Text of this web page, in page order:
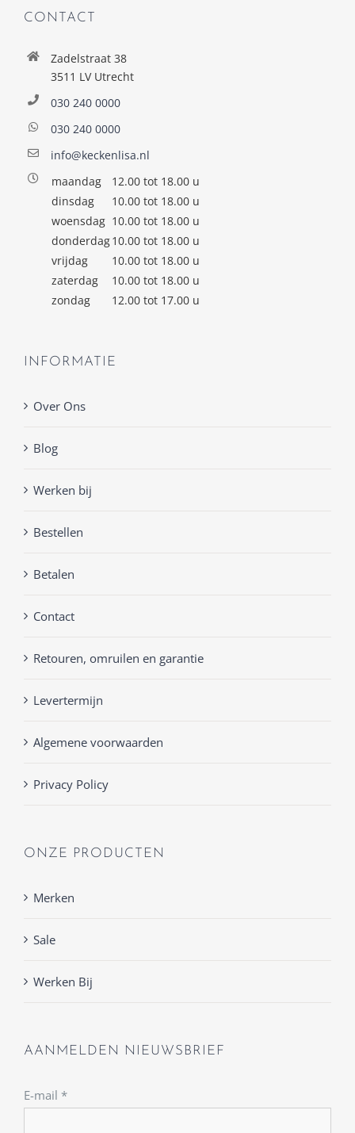
CONTACT
Zadelstraat 38
3511 LV Utrecht
030 240 0000
030 240 0000
info@keckenlisa.nl
maandag
12.00 tot 18.00 u
dinsdag
10.00 tot 18.00 u
woensdag 10.00 tot 18.00 u
donderdag10.00 tot 18.00 u
vrijdag
10.00 tot 18.00 u
zaterdag
10.00 tot 18.00 u
zondag
12.00 tot 17.00 u
INFORMATIE
Over Ons
Blog
Werken bij
Bestellen
Betalen
Contact
Retouren, omruilen en garantie
Levertermijn
Algemene voorwaarden
Privacy Policy
ONZE PRODUCTEN
Merken
Sale
Werken Bij
AANMELDEN NIEUWSBRIEF
E-mail *